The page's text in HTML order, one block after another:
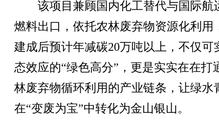
该项目兼顾国内化工替代与国际航
燃料出口，依托农林废弃物资源化利用
建成后预计年减碳20万吨以上，不仅可
态效应的“绿色高分”，更是实实在在打
林废弃物循环利用的产业链条，让绿水
在“变废为宝”中转化为金山银山。